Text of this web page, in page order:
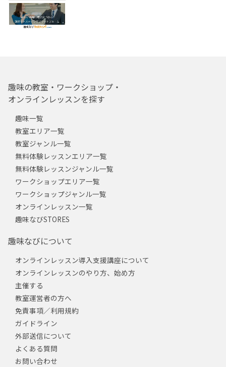
趣味の教室・ワークショップ・
オンラインレッスンを探す
趣味一覧
教室エリア一覧
教室ジャンル一覧
無料体験レッスンエリア一覧
無料体験レッスンジャンル一覧
ワークショップエリア一覧
ワークショップジャンル一覧
オンラインレッスン一覧
趣味なびSTORES
趣味なびについて
オンラインレッスン導入支援講座について
オンラインレッスンのやり方、始め方
主催する
教室運営者の方へ
免責事項／利用規約
ガイドライン
外部送信について
よくある質問
お問い合わせ